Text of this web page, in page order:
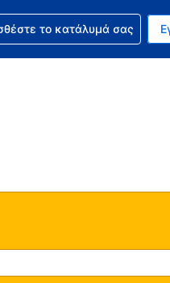
τωρινό σας νόμισμα
σας. Η τωρινή σας
για την κράτησή σας
το κατάλυμά σας